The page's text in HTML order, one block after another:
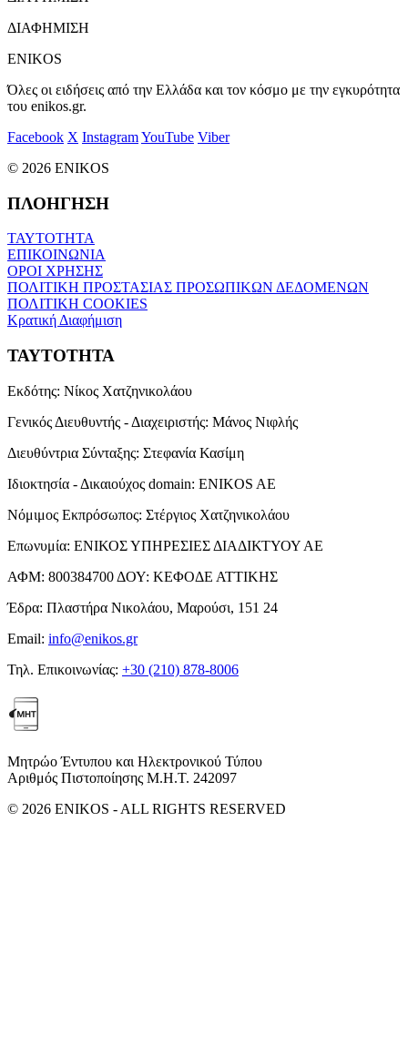
ΔΙΑΦΗΜΙΣΗ
ENIKOS
Όλες οι ειδήσεις από την Ελλάδα και τον κόσμο με την εγκυρότητα
του enikos.gr.
Facebook X InstagramYouTube Viber
© 2026 ENIKOS
ΠΛΟΗΓΗΣΗ
ΤΑΥΤΟΤΗΤΑ
ΕΠΙΚΟΙΝΩΝΙΑ
ΟΡΟΙ ΧΡΗΣΗΣ
ΠΟΛΙΤΙΚΗ ΠΡΟΣΤΑΣΙΑΣ ΠΡΟΣΩΠΙΚΩΝ ΔΕΔΟΜΕΝΩΝ
ΠΟΛΙΤΙΚΗ COOKIES
Κρατική Διαφήμιση
ΤΑΥΤΟΤΗΤΑ
Εκδότης: Νίκος Χατζηνικολάου
Γενικός Διευθυντής - Διαχειριστής: Μάνος Νιφλής
Διευθύντρια Σύνταξης: Στεφανία Κασίμη
Ιδιοκτησία - Δικαιούχος domain: ENIKOS AE
Νόμιμος Εκπρόσωπος: Στέργιος Χατζηνικολάου
Επωνυμία: ΕΝΙΚΟΣ ΥΠΗΡΕΣΙΕΣ ΔΙΑΔΙΚΤΥΟΥ ΑΕ
ΑΦΜ: 800384700 ΔΟΥ: ΚΕΦΟΔΕ ΑΤΤΙΚΗΣ
Έδρα: Πλαστήρα Νικολάου, Μαρούσι, 151 24
Email: info@enikos.gr
Τηλ. Επικοινωνίας: +30 (210) 878-8006
Μητρώο Έντυπου και Ηλεκτρονικού Τύπου
Αριθμός Πιστοποίησης Μ.Η.Τ. 242097
© 2026 ENIKOS - ALL RIGHTS RESERVED